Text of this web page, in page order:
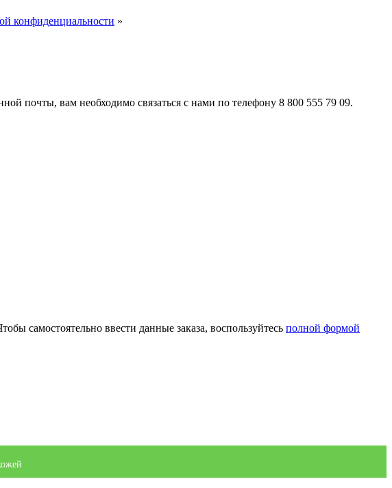
конфиденциальности »
почты, вам необходимо связаться с нами по телефону 8 800 555 79 09.
самостоятельно ввести данные заказа, воспользуйтесь полной формой